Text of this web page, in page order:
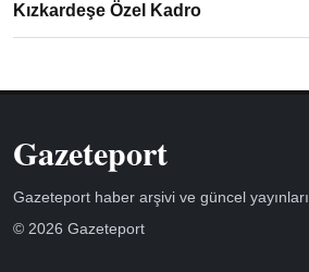
Kızkardeşe Özel Kadro
Gazeteport
Gazeteport haber arşivi ve güncel yayınları.
© 2026 Gazeteport